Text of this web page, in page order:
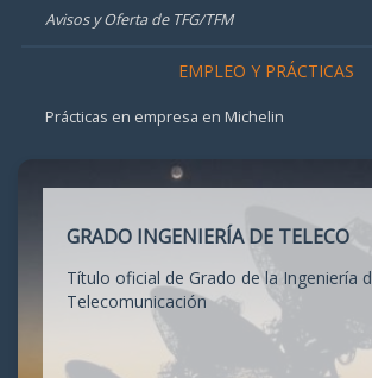
Avisos y Oferta de TFG/TFM
EMPLEO Y PRÁCTICAS
Prácticas en empresa en Michelin
GRADO INGENIERÍA DE TELECO
Título oficial de Grado de la Ingeniería
Telecomunicación